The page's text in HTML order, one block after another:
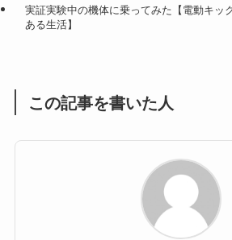
実証実験中の機体に乗ってみた【電動キッ
ある生活】
この記事を書いた人